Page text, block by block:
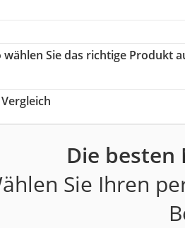
wählen Sie das richtige Produkt
Die besten
Sie Ihren